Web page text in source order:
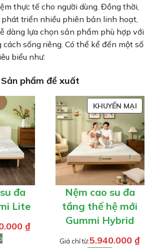
thực tế cho người dùng. Đồng thời,
triển nhiều phiên bản linh hoạt,
dàng lựa chọn sản phẩm phù hợp với
cách sống riêng. Có thể kể đến một số
biểu như:
Sản phẩm đề xuất
đa
Lite
₫
KHUYẾN MẠISẢN
GIÁ
Nệm cao su đa
tầng thế hệ mới
Gummi Hybrid
Giá chỉ từ:5.940.000 ₫